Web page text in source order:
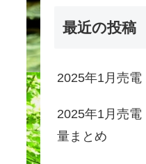
最近の投稿
2025年1月売電
2025年1月売
量まとめ